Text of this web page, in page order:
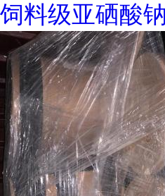
饲料级亚硒酸